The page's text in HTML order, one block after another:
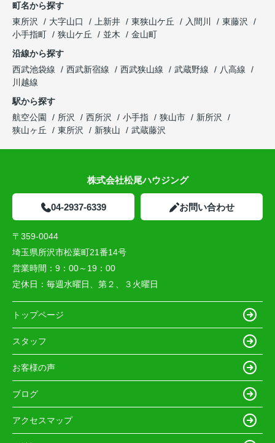
町名から探す
東所沢
大字山口 上新井 東狭山ケ丘 入間川
東藤沢
小手指町
狭山ケ丘 並木
金山町
沿線から探す
西武池袋線
西武新宿線 西武狭山線 武蔵野線
八高線
川越線
駅から探す
航空公園
所沢 西所沢 小手指 狭山市
新所沢
狭山ヶ丘
東所沢 新狭山 武蔵藤沢
株式会社松尾ハウジング
04-2937-6339 お問い合わせ
〒359-0044
埼玉県所沢市松葉町21番14号
営業時間： 9：00～19：00
定休日： 毎週水曜日、第２、３火曜日
トップページ
スタッフ
お客様の声
ブログ
アクセスマップ